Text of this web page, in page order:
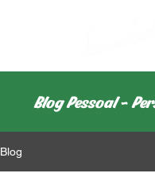
Blog Pessoal ~
Blog